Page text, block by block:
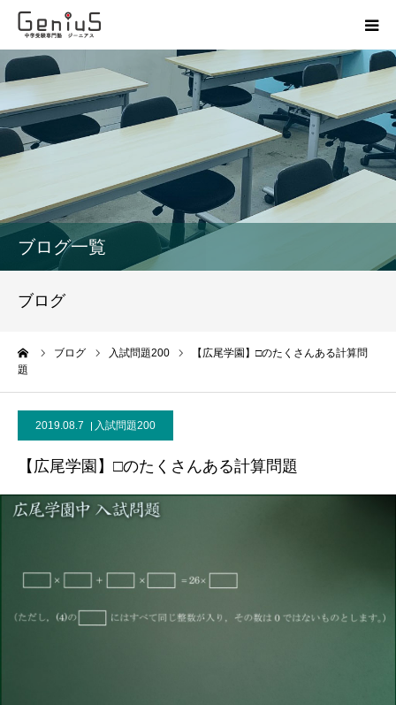
ブログ一覧
ブログ
ブログ 入試問題200
【広尾学園】□のたくさんある計算問
題
2019.08.7 入試問題200
【広尾学園】□のたくさんある計算問題
授業
志望校別特訓
模試